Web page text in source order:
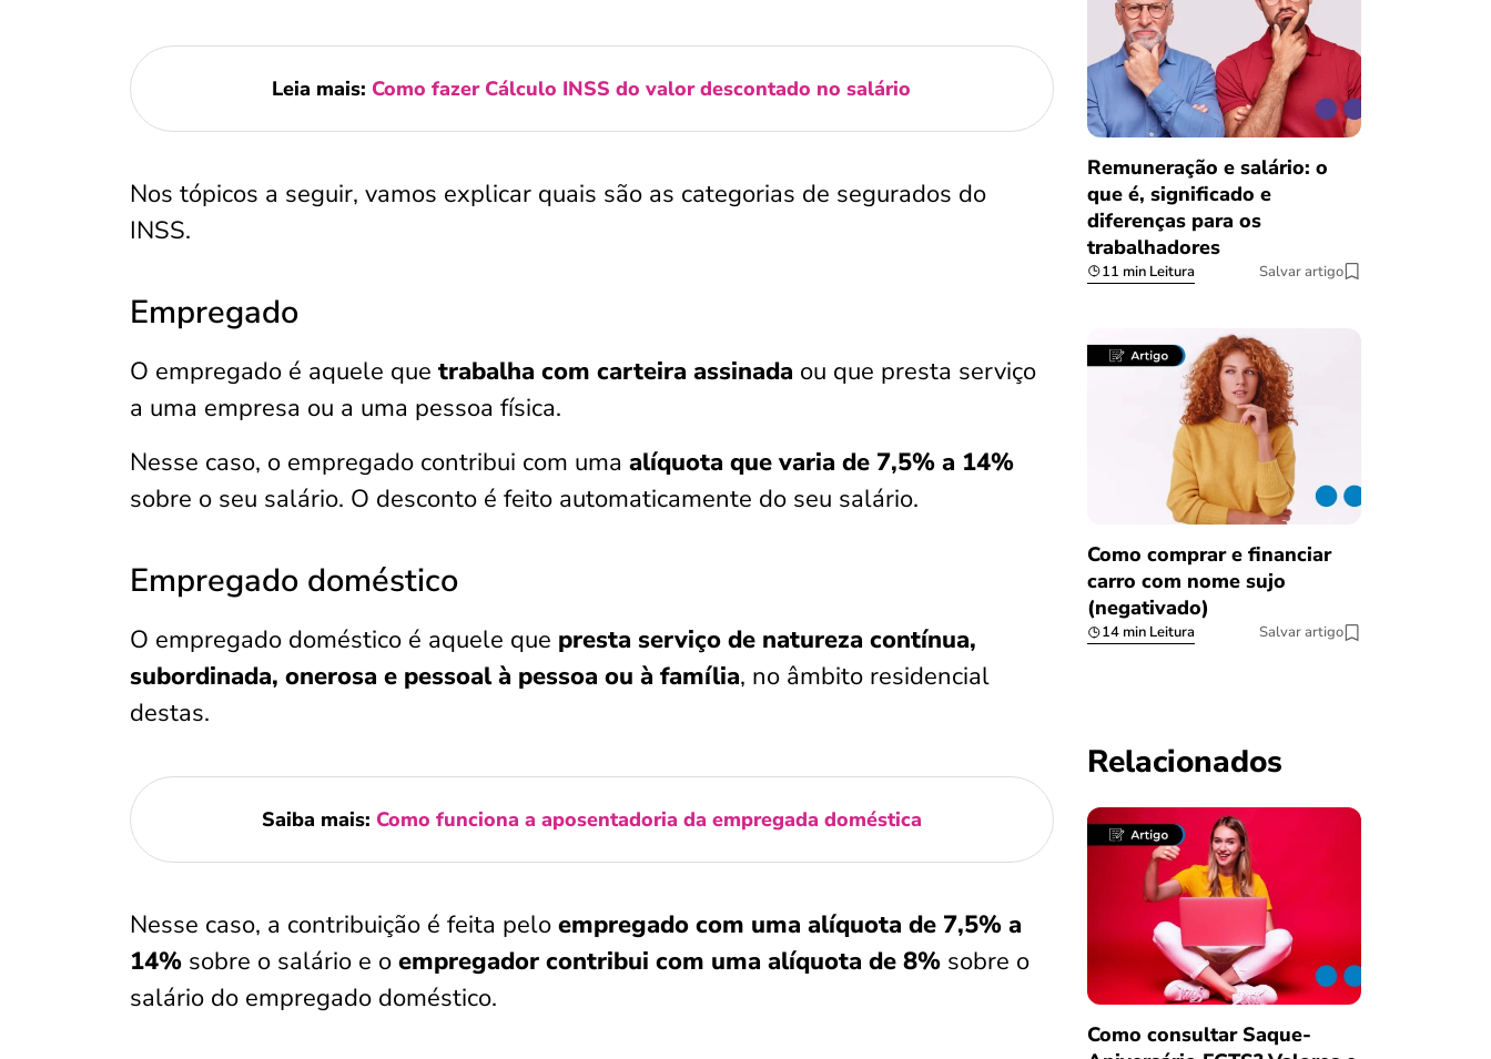
Leia mais: Como fazer Cálculo INSS do valor descontado no salário
Nos tópicos a seguir, vamos explicar quais são as categorias de segurados do
INSS.
Empregado
O empregado é aquele que trabalha com carteira assinada ou que presta serviço
a uma empresa ou a uma pessoa física.
Nesse caso, o empregado contribui com uma alíquota que varia de 7,5% a 14%
sobre o seu salário. O desconto é feito automaticamente do seu salário.
Empregado doméstico
O empregado doméstico é aquele que presta serviço de natureza contínua,
subordinada, onerosa e pessoal à pessoa ou à família, no âmbito residencial
destas.
Saiba mais: Como funciona a aposentadoria da empregada doméstica
Nesse caso, a contribuição é feita pelo empregado com uma alíquota de 7,5% a
14% sobre o salário e o empregador contribui com uma alíquota de 8% sobre o
salário do empregado doméstico.
Remuneração e salário: o
que é, significado e
diferenças para os
trabalhadores
11 min Leitura Salvar artigo
Como comprar e financiar
carro com nome sujo
(negativado)
14 min Leitura Salvar artigo
Relacionados
Como consultar Saque-